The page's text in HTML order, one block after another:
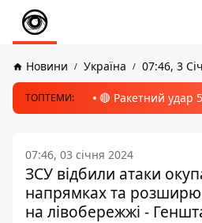
Новини Україна 07:46, 3
ТОПТЕМИ: 🔴 Ракетний удар
07:46, 03 січня 2024
ЗСУ відбили атаки
напрямках та
на лівобережжі -